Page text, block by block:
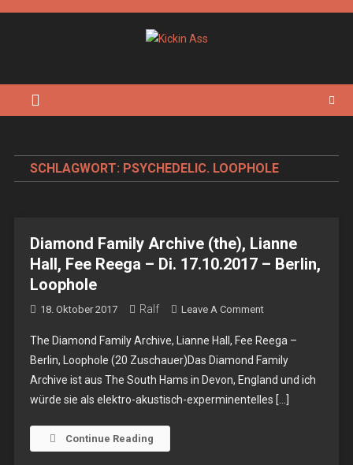
SCHLAGWORT: PSYCHEDELIC. LOOPHOLE
Diamond Family Archive (the), Lianne
Hall, Fee Reega – Di. 17.10.2017 – Berlin,
Loophole
18. Oktober 2017 Ralf Leave A CommentOn
Family
Archive
(the),
Lianne
The Diamond Family Archive, Lianne Hall, Fee Reega –
Berlin, Loophole (20 Zuschauer)Das Diamond Family
Archive ist aus The South Hams in Devon, England und ich
würde sie als elektro-akustisch-experminentelles […]
Continue Reading